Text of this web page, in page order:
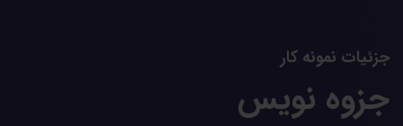
جزئیات نمونه کار
جزوه نویس